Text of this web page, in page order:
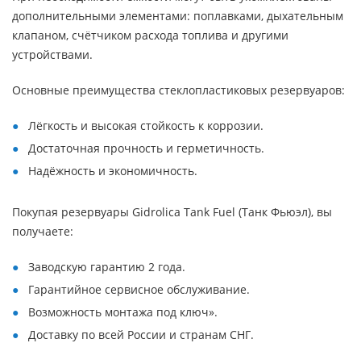
дополнительными элементами: поплавками, дыхательным
клапаном, счётчиком расхода топлива и другими
устройствами.
Основные преимущества стеклопластиковых резервуаров:
Лёгкость и высокая стойкость к коррозии.
Достаточная прочность и герметичность.
Надёжность и экономичность.
Покупая резервуары Gidrolica Tank Fuel (Танк Фьюэл), вы
получаете:
Заводскую гарантию 2 года.
Гарантийное сервисное обслуживание.
Возможность монтажа под ключ».
Доставку по всей России и странам СНГ.